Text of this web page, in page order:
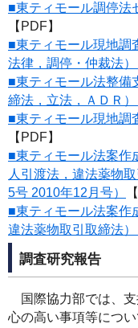
■東ティモール調停法
【PDF】
■東ティモール現地調
法律，調停・仲裁法
■東ティモール法整備
締法，立法，ＡＤＲ
■東ティモール現地調
【PDF】
■東ティモール法案作
人引渡法，違法薬物
5号 2010年12月号）
■東ティモール法案作
違法薬物取引取締法
調査研究報告
国際協力部では、支
心の高い事項等につ